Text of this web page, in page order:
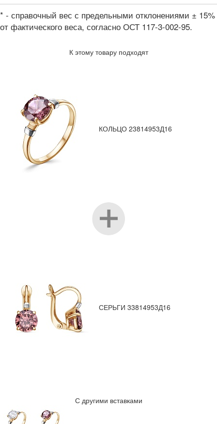
* - справочный вес с предельными отклонениями ± 15%
от фактического веса, согласно ОСТ 117-3-002-95.
К этому товару подходят
КОЛЬЦО 23814953Д16
СЕРЬГИ 33814953Д16
С другими вставками